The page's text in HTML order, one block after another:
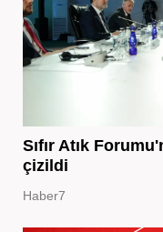
Sıfır Atık
çizildi
Haber7